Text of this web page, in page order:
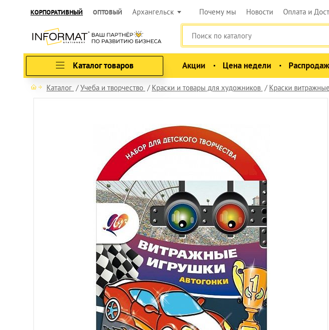
КОРПОРАТИВНЫЙ ОПТОВЫЙ Архангельск Почему мы Новости Оплата и
Каталог товаров Акции Цена недели
Каталог Учеба и творчество Краски и товары для художников Краски витражные